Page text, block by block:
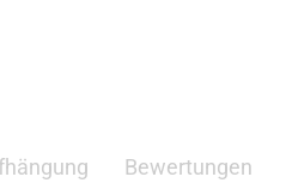
Bewertungen